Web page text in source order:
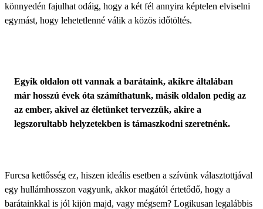
könnyedén fajulhat odáig, hogy a két fél annyira képtelen elviselni
egymást, hogy lehetetlenné válik a közös időtöltés.
Egyik oldalon ott vannak a barátaink, akikre általában
már hosszú évek óta számíthatunk, másik oldalon pedig az
az ember, akivel az életünket tervezzük, akire a
legszorultabb helyzetekben is támaszkodni szeretnénk.
Furcsa kettősség ez, hiszen ideális esetben a szívünk választottjával
egy hullámhosszon vagyunk, akkor magától értetődő, hogy a
barátainkkal is jól kijön majd, vagy mégsem? Logikusan legalábbis